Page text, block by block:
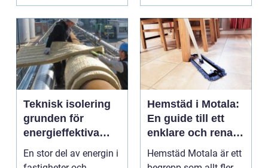
Teknisk isolering
grunden för
energieffektiva
och säkra
byggnader
En stor del av energin i
Hemstäd i Motala:
En guide till ett
enklare och renare
vardagsliv
Hemstäd Motala är ett